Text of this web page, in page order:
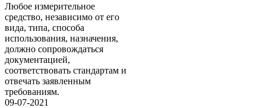
Любое измерительное
средство, независимо от его
вида, типа, способа
использования, назначения,
должно сопровождаться
документацией,
соответствовать стандартам и
отвечать заявленным
требованиям.
09-07-2021